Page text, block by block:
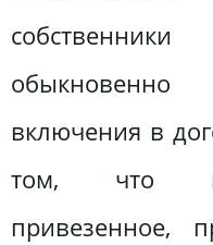
включения в
том, что
привезенное,